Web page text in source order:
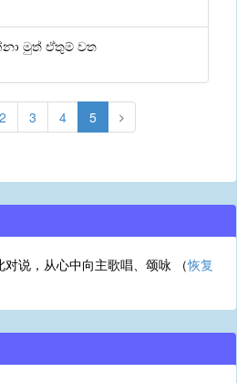
මුත් ඒතුම් වත
2 3 4 5
说，从心中向主歌唱、颂咏 （恢复